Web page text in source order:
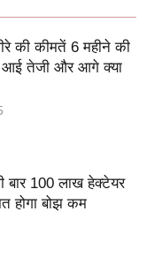
की कीमतें 6 महीने की
आई तेजी और आगे क्या
बार 100 लाख हेक्टेयर
होगा बोझ कम